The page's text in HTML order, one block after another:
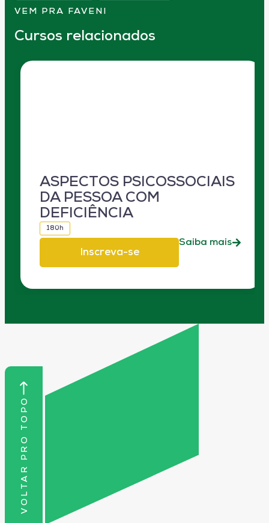
VEM PRA FAVENI
Cursos relacionados
ASPECTOS PSICOSSOCIAIS
DA PESSOA COM
DEFICIÊNCIA
180h
Inscreva-se
Saiba mais
VOLTAR PRO TOPO